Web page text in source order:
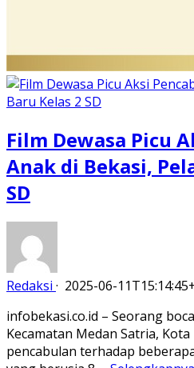
Film Dewasa Picu
Anak di Bekasi,
SD
Redaksi · 2025-06-
infobekasi.co.id – Seorang
Kecamatan Medan Satria,
pencabulan terhadap